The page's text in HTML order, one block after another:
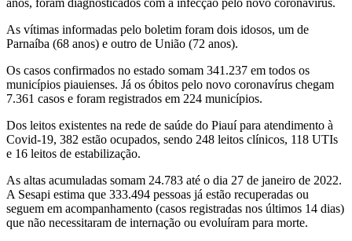
As vítimas informadas pelo boletim foram dois idosos, um de
Parnaíba (68 anos) e outro de União (72 anos).
Os casos confirmados no estado somam 341.237 em todos os
municípios piauienses. Já os óbitos pelo novo coronavírus chegam
7.361 casos e foram registrados em 224 municípios.
Dos leitos existentes na rede de saúde do Piauí para atendimento à
Covid-19, 382 estão ocupados, sendo 248 leitos clínicos, 118 UTIs
e 16 leitos de estabilização.
As altas acumuladas somam 24.783 até o dia 27 de janeiro de 2022.
A Sesapi estima que 333.494 pessoas já estão recuperadas ou
seguem em acompanhamento (casos registradas nos últimos 14 dias)
que não necessitaram de internação ou evoluíram para morte.